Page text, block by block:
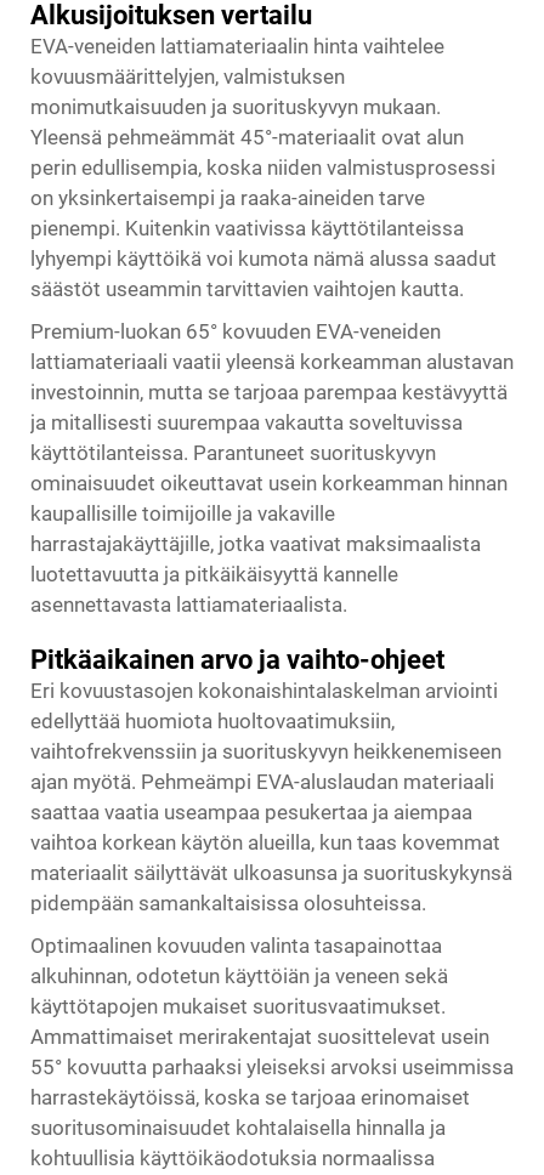
Alkusijoituksen vertailu
EVA-veneiden lattiamateriaalin hinta vaihtelee
kovuusmäärittelyjen, valmistuksen
monimutkaisuuden ja suorituskyvyn mukaan.
Yleensä pehmeämmät 45°-materiaalit ovat alun
perin edullisempia, koska niiden valmistusprosessi
on yksinkertaisempi ja raaka-aineiden tarve
pienempi. Kuitenkin vaativissa käyttötilanteissa
lyhyempi käyttöikä voi kumota nämä alussa saadut
säästöt useammin tarvittavien vaihtojen kautta.
Premium-luokan 65° kovuuden EVA-veneiden
lattiamateriaali vaatii yleensä korkeamman alustavan
investoinnin, mutta se tarjoaa parempaa kestävyyttä
ja mitallisesti suurempaa vakautta soveltuvissa
käyttötilanteissa. Parantuneet suorituskyvyn
ominaisuudet oikeuttavat usein korkeamman hinnan
kaupallisille toimijoille ja vakaville
harrastajakäyttäjille, jotka vaativat maksimaalista
luotettavuutta ja pitkäikäisyyttä kannelle
asennettavasta lattiamateriaalista.
Pitkäaikainen arvo ja vaihto-ohjeet
Eri kovuustasojen kokonaishintalaskelman arviointi
edellyttää huomiota huoltovaatimuksiin,
vaihtofrekvenssiin ja suorituskyvyn heikkenemiseen
ajan myötä. Pehmeämpi EVA-aluslaudan materiaali
saattaa vaatia useampaa pesukertaa ja aiempaa
vaihtoa korkean käytön alueilla, kun taas kovemmat
materiaalit säilyttävät ulkoasunsa ja suorituskykynsä
pidempään samankaltaisissa olosuhteissa.
Optimaalinen kovuuden valinta tasapainottaa
alkuhinnan, odotetun käyttöiän ja veneen sekä
käyttötapojen mukaiset suoritusvaatimukset.
Ammattimaiset merirakentajat suosittelevat usein
55° kovuutta parhaaksi yleiseksi arvoksi useimmissa
harrastekäytöissä, koska se tarjoaa erinomaiset
suoritusominaisuudet kohtalaisella hinnalla ja
kohtuullisia käyttöikäodotuksia normaalissa